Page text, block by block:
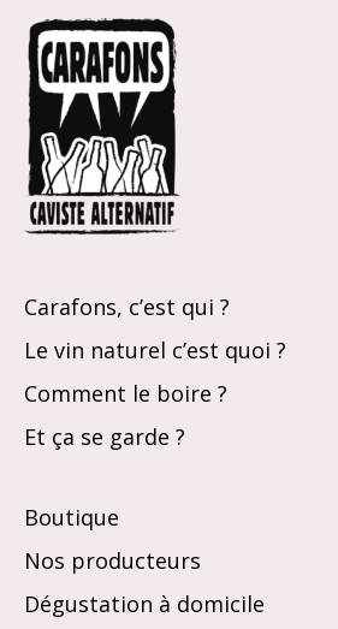
Carafons, c’est qui ?
Le vin naturel c’est quoi ?
Comment le boire ?
Et ça se garde ?
Boutique
Nos producteurs
Dégustation à domicile